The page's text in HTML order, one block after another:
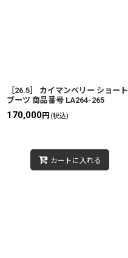
［26.5］ カイマンベリー ショート
ブーツ 商品番号 LA264-265
170,000円 (税込)
カートに入れる